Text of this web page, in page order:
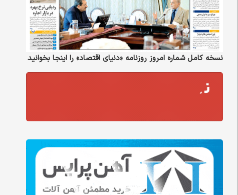
نسخه کامل شماره امروز روزنامه «دنیای‌ اقتصاد» را اینجا بخوانید